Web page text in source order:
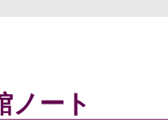
ノート